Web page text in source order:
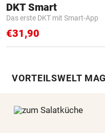
DKT Smart
Das erste DKT mit Smart-App
€31,90
VORTEILSWELT